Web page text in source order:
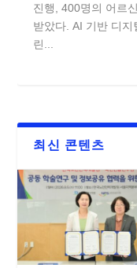
진행, 400명의 어르
받았다. AI 기반 디
린...
최신 콘텐츠